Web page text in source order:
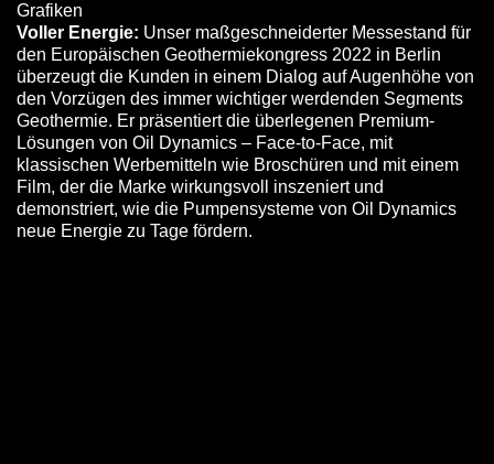
Grafiken
Voller Energie: Unser maßgeschneiderter Messestand für
den Europäischen Geothermiekongress 2022 in Berlin
überzeugt die Kunden in einem Dialog auf Augenhöhe von
den Vorzügen des immer wichtiger werdenden Segments
Geothermie. Er präsentiert die überlegenen Premium-
Lösungen von Oil Dynamics – Face-to-Face, mit
klassischen Werbemitteln wie Broschüren und mit einem
Film, der die Marke wirkungsvoll inszeniert und
demonstriert, wie die Pumpensysteme von Oil Dynamics
neue Energie zu Tage fördern.